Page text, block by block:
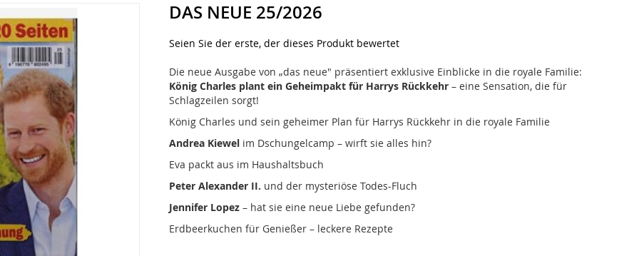
DAS NEUE 25/2026
Seien Sie der erste, der dieses Produkt bewertet
Die neue Ausgabe von „das neue" präsentiert exklusive Einblicke in die royale Familie:
König Charles plant ein Geheimpakt für Harrys Rückkehr– eine Sensation, die für
Schlagzeilen sorgt!
König Charles und sein geheimer Plan für Harrys Rückkehr in die royale Familie
Andrea Kiewelim Dschungelcamp – wirft sie alles hin?
Eva packt aus im Haushaltsbuch
Peter Alexander II. und der mysteriöse Todes-Fluch
Jennifer Lopez– hat sie eine neue Liebe gefunden?
Erdbeerkuchen für Genießer – leckere Rezepte